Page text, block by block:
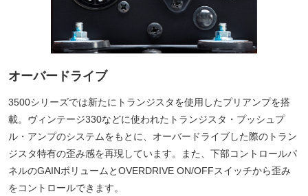
オーバードライブ
3500シリーズでは新たにトランジスタを使用したプリアンプを搭
載。ヴィンテージ330などに使われたトランジスタ・プッシュプ
ル・アンプのシステムをもとに、オーバードライブした際のトラン
ジスタ特有の歪み感を再現しています。また、下部コントロールパ
ネルのGAINボリュームとOVERDRIVE ON/OFFスイッチから歪み
をコントロールできます。